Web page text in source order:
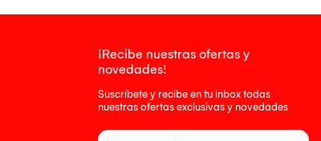
¡Recibe nuestras ofertas y
novedades!
Suscríbete y recibe en tu inbox todas
nuestras ofertas exclusivas y novedades